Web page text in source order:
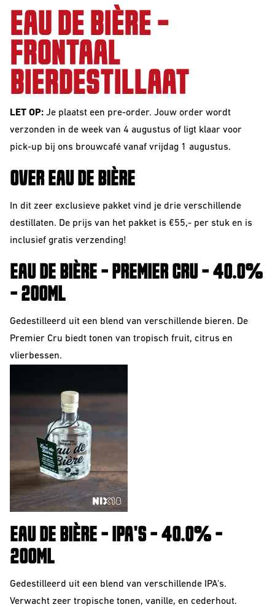
Smooth
Criminals
For The Love Of
Hops
Piece of Cake
STIJLEN
Alle Stijlen
Bokbier
Alcohol Vrij /
Arm
Donkere Bieren
Barrel Aged
IPA
NEIPA
Sour
Beer Club
Join our beerclub now!
The Beer Club
Podcast
BEER CLUB
BIEREN
Beer Club Trial
bijbestellen
BEDRIJVEN
Huurbrouwen
Downloads
EAU DE BIÈRE -
FRONTAAL
BIERDESTILLAAT
LET OP: Je plaatst een pre-order. Jouw order wordt
verzonden in de week van 4 augustus of ligt klaar voor
pick-up bij ons brouwcafé vanaf vrijdag 1 augustus.
OVER EAU DE BIÈRE
In dit zeer exclusieve pakket vind je drie verschillende
destillaten. De prijs van het pakket is €55,- per stuk en is
inclusief gratis verzending!
EAU DE BIÈRE - PREMIER CRU - 40.0%
- 200ML
Gedestilleerd uit een blend van verschillende bieren. De
Premier Cru biedt tonen van tropisch fruit, citrus en
vlierbessen.
EAU DE BIÈRE - IPA'S - 40.0% -
200ML
Gedestilleerd uit een blend van verschillende IPA's.
Verwacht zeer tropische tonen, vanille, en cederhout.